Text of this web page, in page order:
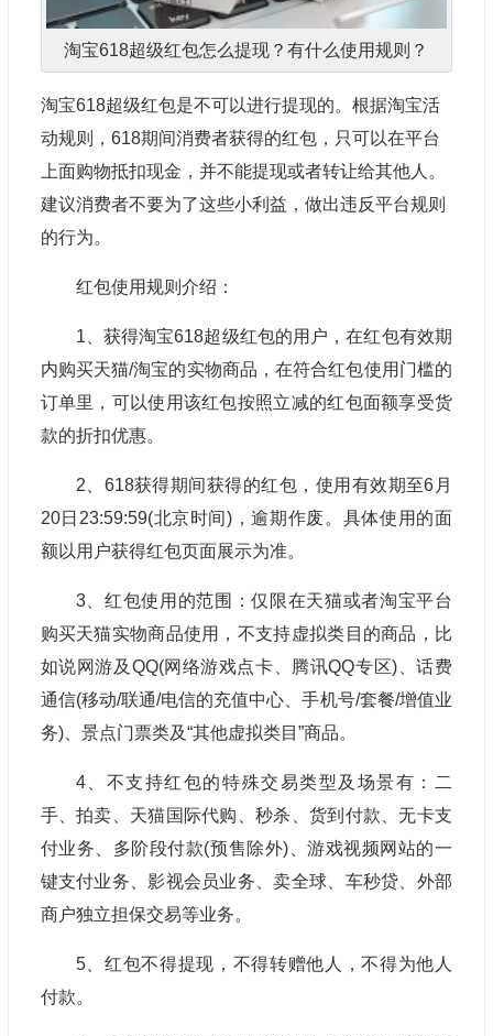
淘宝618超级红包怎么提现？有什么使用规则？
淘宝618超级红包是不可以进行提现的。根据淘宝活
动规则，618期间消费者获得的红包，只可以在平台
上面购物抵扣现金，并不能提现或者转让给其他人。
建议消费者不要为了这些小利益，做出违反平台规则
的行为。
红包使用规则介绍：
1、获得淘宝618超级红包的用户，在红包有效期
内购买天猫/淘宝的实物商品，在符合红包使用门槛的
订单里，可以使用该红包按照立减的红包面额享受货
款的折扣优惠。
2、618获得期间获得的红包，使用有效期至6月
20日23:59:59(北京时间)，逾期作废。具体使用的面
额以用户获得红包页面展示为准。
3、红包使用的范围：仅限在天猫或者淘宝平台
购买天猫实物商品使用，不支持虚拟类目的商品，比
如说网游及QQ(网络游戏点卡、腾讯QQ专区)、话费
通信(移动/联通/电信的充值中心、手机号/套餐/增值业
务)、景点门票类及“其他虚拟类目”商品。
4、不支持红包的特殊交易类型及场景有：二
手、拍卖、天猫国际代购、秒杀、货到付款、无卡支
付业务、多阶段付款(预售除外)、游戏视频网站的一
键支付业务、影视会员业务、卖全球、车秒贷、外部
商户独立担保交易等业务。
5、红包不得提现，不得转赠他人，不得为他人
付款。